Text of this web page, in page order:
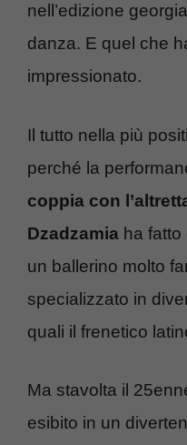
nell’edizione
danza. E quel che
impressionato.
Il tutto nella più
perché la
coppia con
Dzadzamia ha fatto
un ballerino molto
specializzato in
quali il frenetico
Ma stavolta il
esibito in un